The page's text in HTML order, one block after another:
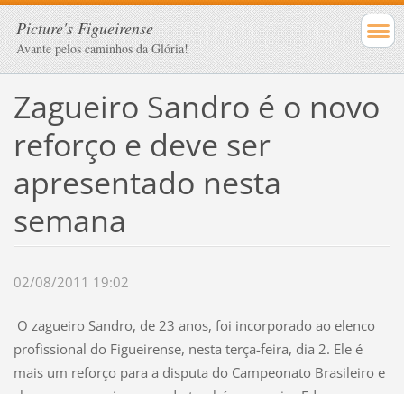
Picture's Figueirense
Avante pelos caminhos da Glória!
Zagueiro Sandro é o novo
reforço e deve ser
apresentado nesta
semana
02/08/2011 19:02
O zagueiro Sandro, de 23 anos, foi incorporado ao elenco
profissional do Figueirense, nesta terça-feira, dia 2. Ele é
mais um reforço para a disputa do Campeonato Brasileiro e